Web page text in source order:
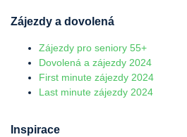
Zájezdy a dovolená
Zájezdy pro seniory 55+
Dovolená a zájezdy 2024
First minute zájezdy 2024
Last minute zájezdy 2024
Inspirace